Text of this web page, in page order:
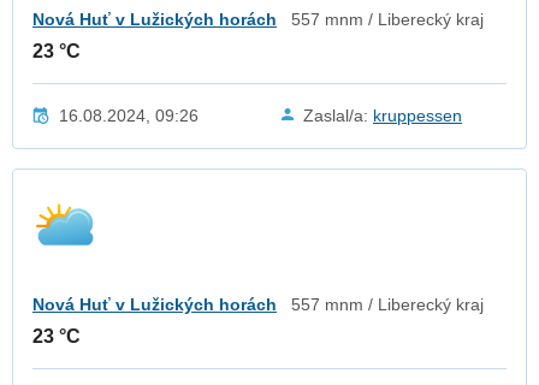
Nová Huť v Lužických horách 557 mnm / Liberecký kraj
23 °C
16.08.2024, 09:26 Zaslal/a: kruppessen
Nová Huť v Lužických horách 557 mnm / Liberecký kraj
23 °C